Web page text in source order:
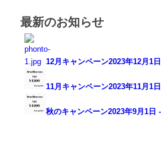
最新のお知らせ
12月キャンペーン2023年12月1
11月キャンペーン2023年11月1
秋のキャンペーン2023年9月1日